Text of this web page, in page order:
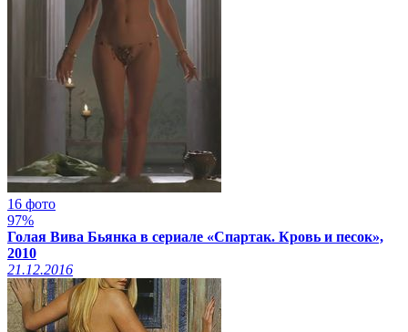
16 фото
97%
Голая Вива Бьянка в сериале «Спартак. Кровь и песок»,
2010
21.12.2016